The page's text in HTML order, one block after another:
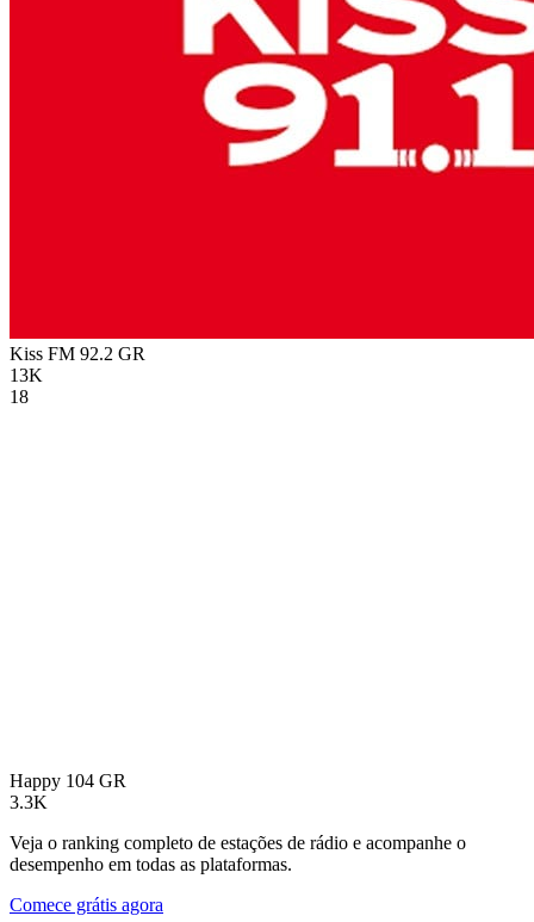
Kiss FM 92.2 GR
13K
18
Happy 104 GR
3.3K
Veja o ranking completo de estações de rádio e acompanhe o
desempenho em todas as plataformas.
Comece grátis agora